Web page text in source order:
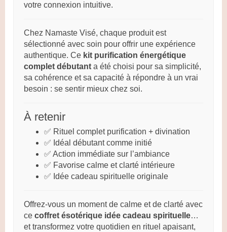
votre connexion intuitive.
Chez Namaste Visé, chaque produit est
sélectionné avec soin pour offrir une expérience
authentique. Ce kit purification énergétique
complet débutant a été choisi pour sa simplicité,
sa cohérence et sa capacité à répondre à un vrai
besoin : se sentir mieux chez soi.
À retenir
✅ Rituel complet purification + divination
✅ Idéal débutant comme initié
✅ Action immédiate sur l’ambiance
✅ Favorise calme et clarté intérieure
✅ Idée cadeau spirituelle originale
Offrez-vous un moment de calme et de clarté avec
ce coffret ésotérique idée cadeau spirituelle…
et transformez votre quotidien en rituel apaisant,